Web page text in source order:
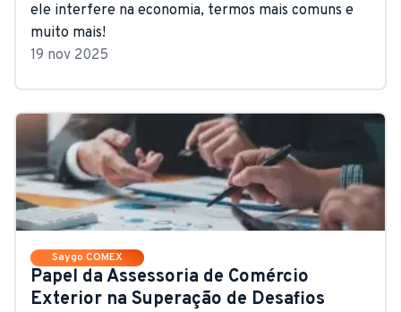
ele interfere na economia, termos mais comuns e
muito mais!
19 nov 2025
Saygo COMEX
Papel da Assessoria de Comércio
Exterior na Superação de Desafios